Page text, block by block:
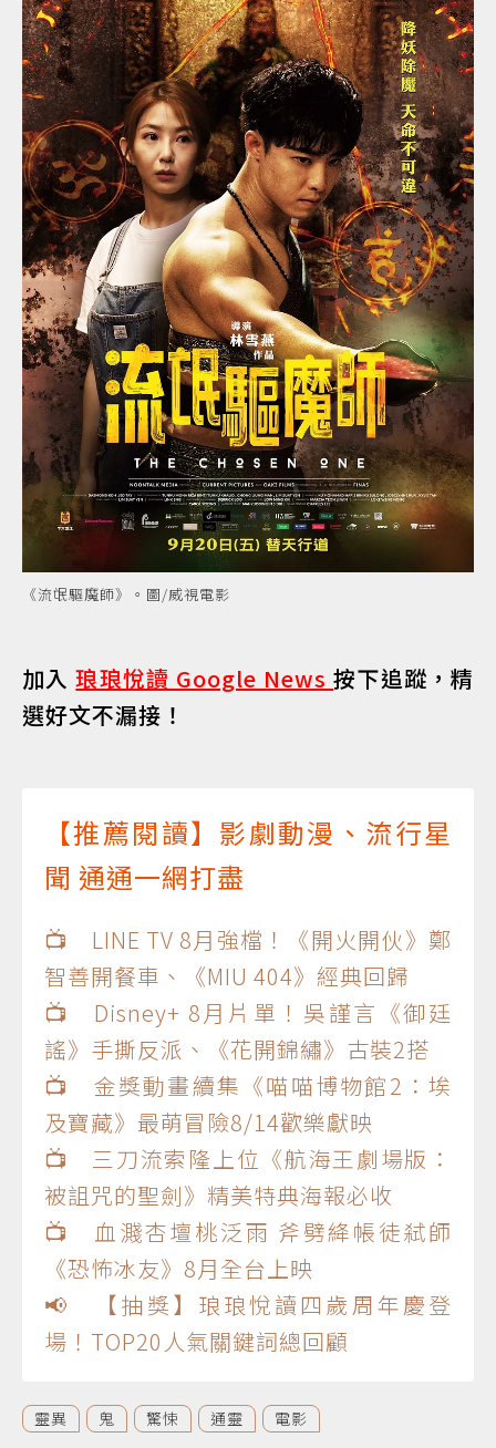
《流氓驅魔師》。圖/威視電影
加入琅琅悅讀 Google News按下追蹤，精
選好文不漏接！
【推薦閱讀】影劇動漫、流行星
聞 通通一網打盡
📺 LINE TV 8月強檔！《開火開伙》鄭
智善開餐車、《MIU 404》經典回歸
📺 Disney+ 8月片單！吳謹言《御廷
謠》手撕反派、《花開錦繡》古裝2搭
📺 金獎動畫續集《喵喵博物館2：埃
及寶藏》最萌冒險8/14歡樂獻映
📺 三刀流索隆上位《航海王劇場版：
被詛咒的聖劍》精美特典海報必收
📺 血濺杏壇桃泛雨 斧劈絳帳徒弒師
《恐怖冰友》8月全台上映
📢 【抽獎】琅琅悅讀四歲周年慶登
場！TOP20人氣關鍵詞總回顧
靈異 鬼 驚悚 通靈 電影